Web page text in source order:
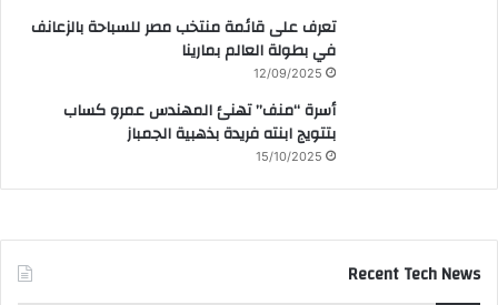
تعرف على قائمة منتخب مصر للسباحة بالزعانف
في بطولة العالم بمارينا
12/09/2025
أسرة “منف” تهنئ المهندس عمرو كساب
بتتويج ابنته فريدة بذهبية الجمباز
15/10/2025
Recent Tech News